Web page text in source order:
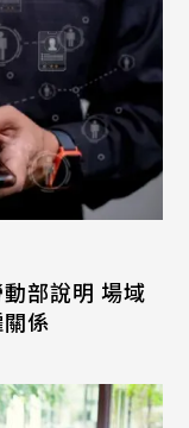
部說明 場域
係